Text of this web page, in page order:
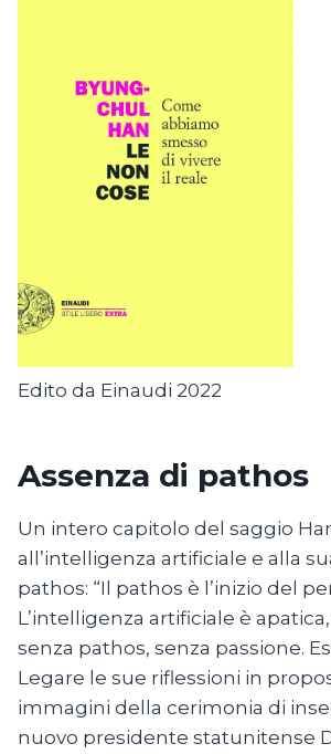
Edito da Einaudi 2022
Assenza di pathos
Un intero capitolo del saggio
all’intelligenza artificiale e alla
pathos: “Il pathos è l’inizio del
L’intelligenza artificiale è
senza pathos, senza passione.
Legare le sue riflessioni in
immagini della cerimonia di
nuovo presidente statunitense